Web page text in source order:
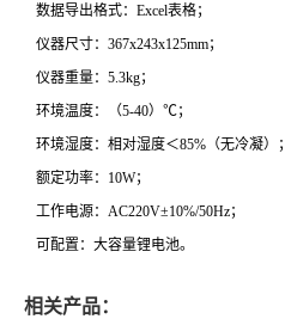
数据导出格式：Excel表格；
仪器尺寸：367x243x125mm；
仪器重量：5.3kg；
环境温度：（5-40）℃；
环境湿度：相对湿度＜85%（无冷凝）；
额定功率：10W；
工作电源：AC220V±10%/50Hz；
可配置：大容量锂电池。
相关产品：